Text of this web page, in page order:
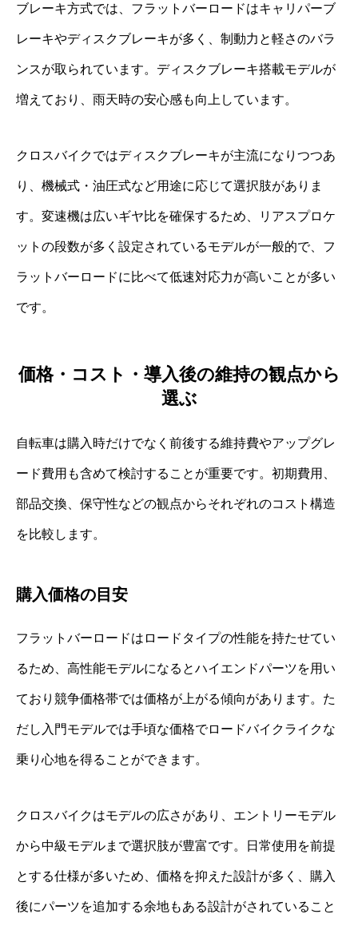
ブレーキ方式では、フラットバーロードはキャリパーブ
レーキやディスクブレーキが多く、制動力と軽さのバラ
ンスが取られています。ディスクブレーキ搭載モデルが
増えており、雨天時の安心感も向上しています。
クロスバイクではディスクブレーキが主流になりつつあ
り、機械式・油圧式など用途に応じて選択肢がありま
す。変速機は広いギヤ比を確保するため、リアスプロケ
ットの段数が多く設定されているモデルが一般的で、フ
ラットバーロードに比べて低速対応力が高いことが多い
です。
価格・コスト・導入後の維持の観点から
選ぶ
自転車は購入時だけでなく前後する維持費やアップグレ
ード費用も含めて検討することが重要です。初期費用、
部品交換、保守性などの観点からそれぞれのコスト構造
を比較します。
購入価格の目安
フラットバーロードはロードタイプの性能を持たせてい
るため、高性能モデルになるとハイエンドパーツを用い
ており競争価格帯では価格が上がる傾向があります。た
だし入門モデルでは手頃な価格でロードバイクライクな
乗り心地を得ることができます。
クロスバイクはモデルの広さがあり、エントリーモデル
から中級モデルまで選択肢が豊富です。日常使用を前提
とする仕様が多いため、価格を抑えた設計が多く、購入
後にパーツを追加する余地もある設計がされていること